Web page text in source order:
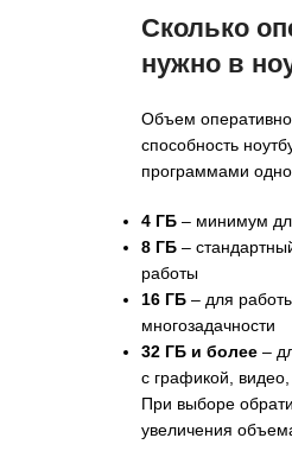
Сколько
нужно в
Объем
способность
программами
4 ГБ – минимум
8 ГБ –
работы
16 ГБ – для
многозадачности
32 ГБ и более –
с графикой,
При выборе
увеличения